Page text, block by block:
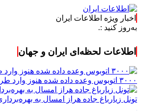
اخبار ویژه اطلاعات ایران
:.
اطلاعات لحظه‌ای ایران و جهان
۳۰۰۰ اتوبوس وعده داده شده هنوز وارد طرح اربعین نشده است
تونل زیارباغ جاده هراز امسال به